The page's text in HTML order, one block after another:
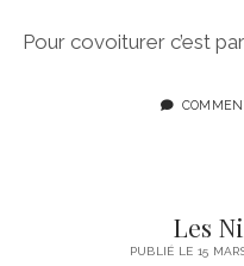
Pour covoiturer c’est par
Les
PUBLIÉ LE 15